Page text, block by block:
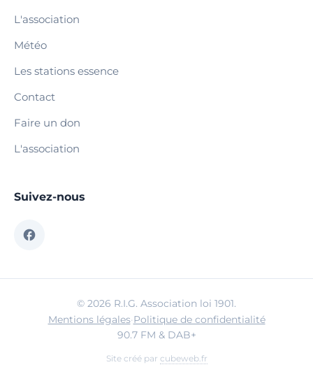
L'association
Météo
Les stations essence
Contact
Faire un don
L'association
Suivez-nous
© 2026 R.I.G. Association loi 1901.
Mentions légales·Politique de confidentialité
90.7 FM & DAB+
Site créé par cubeweb.fr